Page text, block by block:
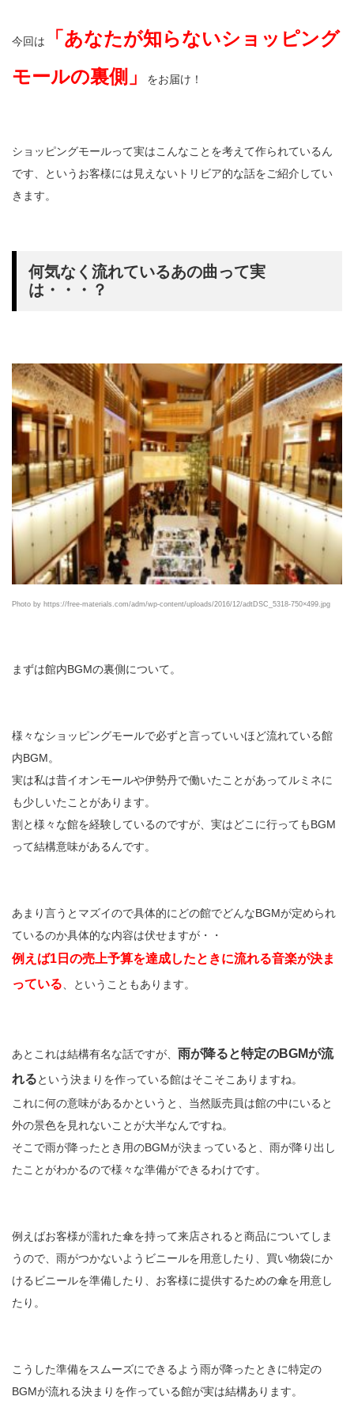
今回は
「あなたが知らないショッピング
モールの裏側」
をお届け！
ショッピングモールって実はこんなことを考えて作られているん
です、というお客様には見えないトリビア的な話をご紹介してい
きます。
何気なく流れているあの曲って実
は・・・？
Photo by https://free-materials.com/adm/wp-content/uploads/2016/12/adtDSC_5318-750×499.jpg
まずは館内BGMの裏側について。
様々なショッピングモールで必ずと言っていいほど流れている館
内BGM。
実は私は昔イオンモールや伊勢丹で働いたことがあってルミネに
も少しいたことがあります。
割と様々な館を経験しているのですが、実はどこに行ってもBGM
って結構意味があるんです。
あまり言うとマズイので具体的にどの館でどんなBGMが定められ
ているのか具体的な内容は伏せますが・・
例えば1日の売上予算を達成したときに流れる音楽が決ま
っている 、ということもあります。
あとこれは結構有名な話ですが、 雨が降ると特定のBGMが流
れるという決まりを作っている館はそこそこありますね。
これに何の意味があるかというと、当然販売員は館の中にいると
外の景色を見れないことが大半なんですね。
そこで雨が降ったとき用のBGMが決まっていると、雨が降り出し
たことがわかるので様々な準備ができるわけです。
例えばお客様が濡れた傘を持って来店されると商品についてしま
うので、雨がつかないようビニールを用意したり、買い物袋にか
けるビニールを準備したり、お客様に提供するための傘を用意し
たり。
こうした準備をスムーズにできるよう雨が降ったときに特定の
BGMが流れる決まりを作っている館が実は結構あります。